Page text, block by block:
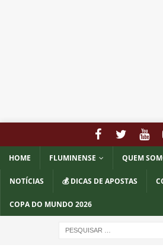
HOME FLUMINENSE QUEM
NOTÍCIAS 💰 DICAS DE APOSTAS
COPA DO MUNDO 2026